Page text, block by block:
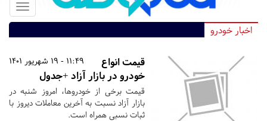
Toggle
اخبار خودرو
11:49 - 19 شهریور 1401
قیمت انواع
خودرو در بازار آزاد +جدول
قیمت برخی از خودروها، امروز شنبه در
بازار آزاد نسبت به آخرین معاملات دیروز با
ثبات نسبی همراه است.